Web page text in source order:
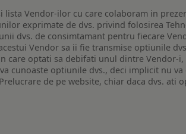
Vendor-ilor cu care colaboram in
exprimate de dvs. privind folosirea
dvs. de consimtamant pentru fiecare
Vendor sa ii fie transmise optiunile
care optati sa debifati unul dintre
cunoaste optiunile dvs., deci implicit nu
de pe website, chiar daca dvs. ati